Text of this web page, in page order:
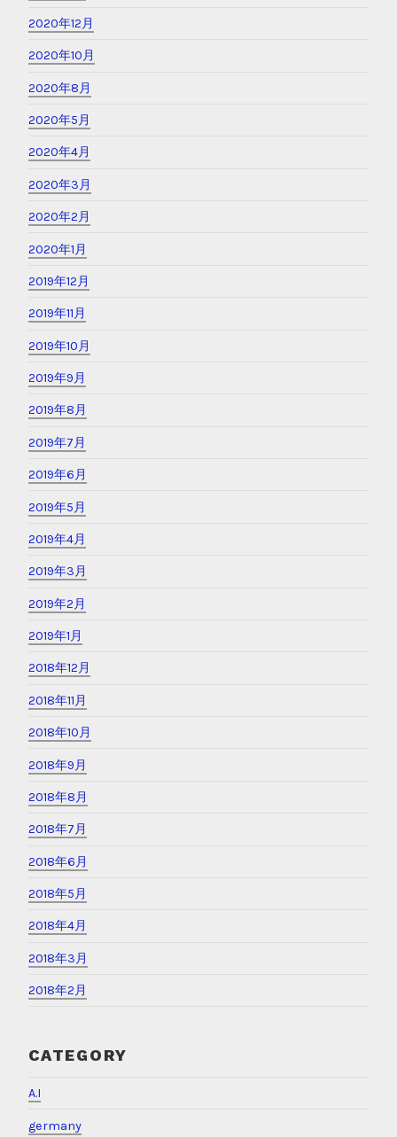
2020年12月
2020年10月
2020年8月
2020年5月
2020年4月
2020年3月
2020年2月
2020年1月
2019年12月
2019年11月
2019年10月
2019年9月
2019年8月
2019年7月
2019年6月
2019年5月
2019年4月
2019年3月
2019年2月
2019年1月
2018年12月
2018年11月
2018年10月
2018年9月
2018年8月
2018年7月
2018年6月
2018年5月
2018年4月
2018年3月
2018年2月
CATEGORY
A.I
germany